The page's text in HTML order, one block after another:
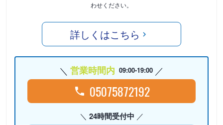
わせください。
詳しくはこちら
営業時間内 09:00-19:00
05075872192
24時間受付中